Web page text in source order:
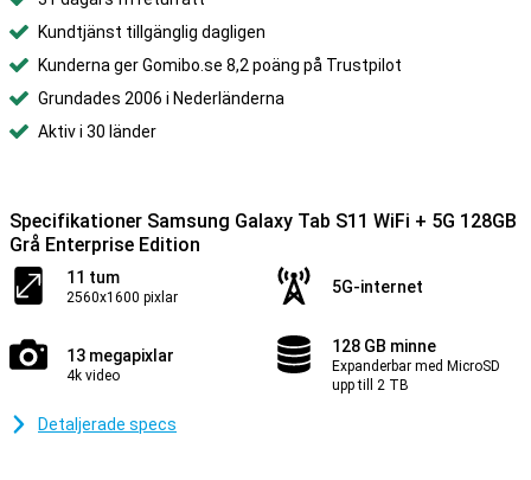
Kundtjänst tillgänglig dagligen
Kunderna ger Gomibo.se 8,2 poäng på Trustpilot
Grundades 2006 i Nederländerna
Aktiv i 30 länder
Specifikationer Samsung Galaxy Tab S11 WiFi + 5G 128GB
Grå Enterprise Edition
11 tum
2560x1600 pixlar
5G-internet
13 megapixlar
4k video
128 GB minne
Expanderbar med MicroSD
upp till 2 TB
Detaljerade specs